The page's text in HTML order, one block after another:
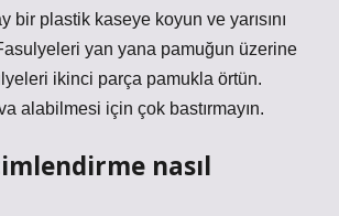
bir plastik kaseye koyun ve yarısını
yan yana pamuğun üzerine
ikinci parça pamukla örtün.
alabilmesi için çok bastırmayın.
nasıl